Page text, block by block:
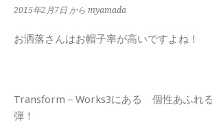
2015年2月7日 から myamada
お洒落さんはお帽子率が高いですよね！
Transform－Works3にある 個性あふれ
弾！